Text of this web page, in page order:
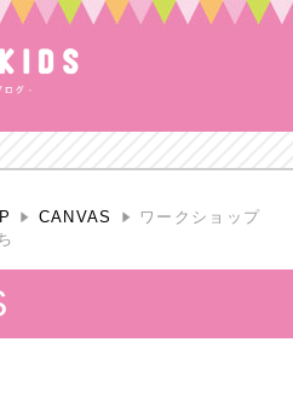
CANVAS
ワークショップ